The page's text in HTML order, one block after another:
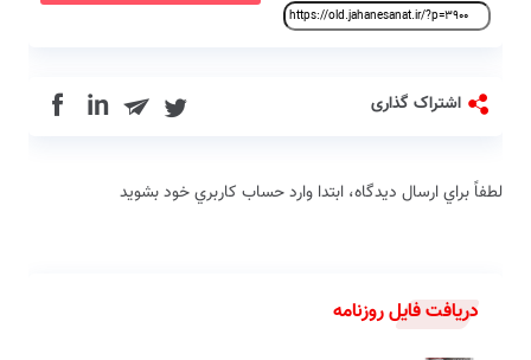
اشتراک گذاری in
لطفاً براي ارسال دیدگاه، ابتدا وارد حساب كاربري خود بشويد
دریافت فایل روزنامه